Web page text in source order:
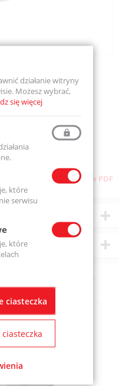
Pobierz stronę w PDF
działanie witryny
Możesz wybrać,
się więcej
które
serwisu
które
ciasteczka